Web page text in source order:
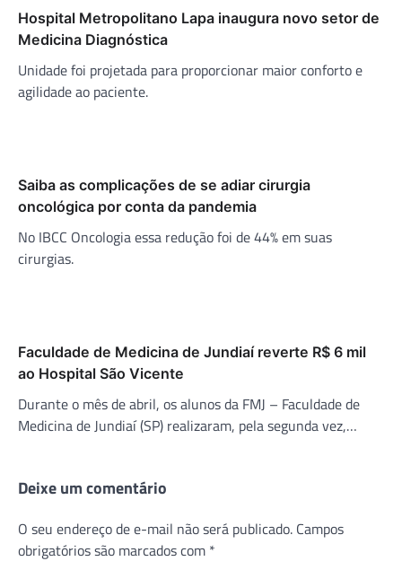
Hospital Metropolitano Lapa inaugura novo setor de
Medicina Diagnóstica
Unidade foi projetada para proporcionar maior conforto e
agilidade ao paciente.
Saiba as complicações de se adiar cirurgia
oncológica por conta da pandemia
No IBCC Oncologia essa redução foi de 44% em suas
cirurgias.
Faculdade de Medicina de Jundiaí reverte R$ 6 mil
ao Hospital São Vicente
Durante o mês de abril, os alunos da FMJ – Faculdade de
Medicina de Jundiaí (SP) realizaram, pela segunda vez,…
Deixe um comentário
O seu endereço de e-mail não será publicado. Campos
obrigatórios são marcados com *